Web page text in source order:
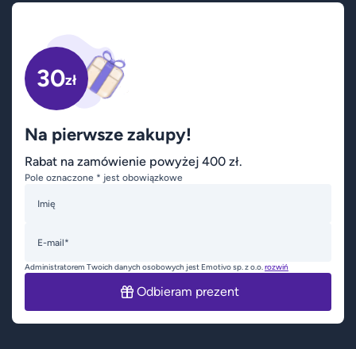
30zł
Na pierwsze zakupy!
Rabat na zamówienie powyżej 400 zł.
Pole oznaczone * jest obowiązkowe
Imię
E-mail*
Administratorem Twoich danych osobowych jest Emotivo sp. z o.o.rozwiń
Odbieram prezent